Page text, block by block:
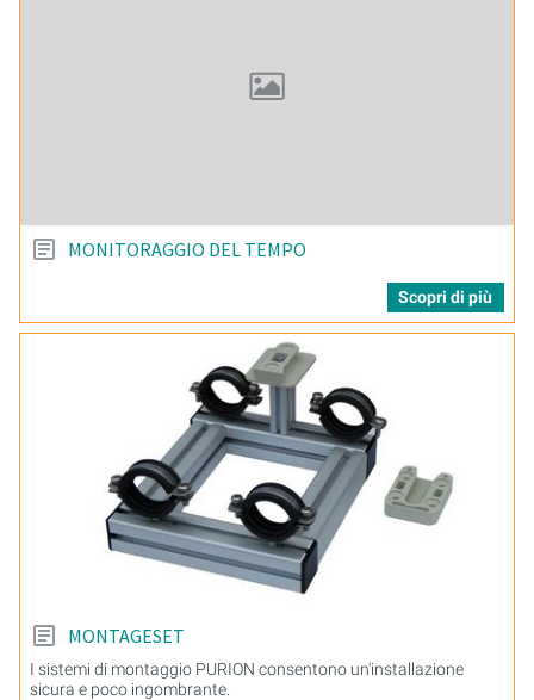
MONITORAGGIO DEL TEMPO
Scopri di più
MONTAGESET
I sistemi di montaggio PURION consentono un'installazione
sicura e poco ingombrante.